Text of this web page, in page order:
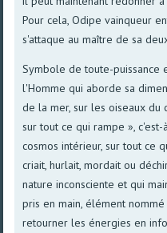
Pour cela, Odipe vainqueur
s'attaque au maître de sa
Symbole de toute-puissance
l'Homme qui aborde sa
de la mer, sur les oiseaux
sur tout ce qui rampe »,
cosmos intérieur, sur tout ce
criait, hurlait, mordait ou
nature inconsciente et qui
pris en main, élément
retourner les énergies en